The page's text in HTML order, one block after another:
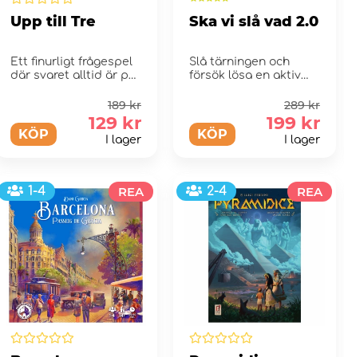
Upp till Tre
Ett finurligt frågespel
där svaret alltid är på
KÖP
189 kr
129 kr
I lager
Ska vi slå vad 2.0
Slå tärningen och
försök lösa en aktiv
KÖP
289 kr
199 kr
I lager
1-4 REA 2-4 REA